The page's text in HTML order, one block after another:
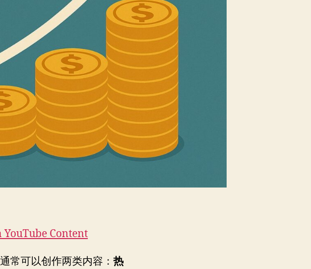
Content
常可以创作两类内容： 热